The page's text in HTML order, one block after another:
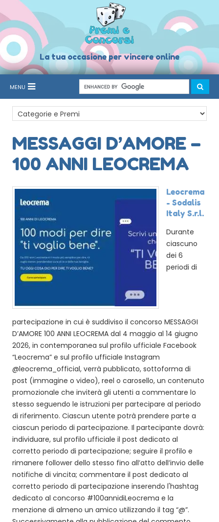
La tua occasione per vincere online
MENU
MESSAGGI D’AMORE –
100 ANNI LEOCREMA
Leocrema
- Sodalis
Italy S.r.l.
Durante
ciascuno
dei 6
periodi di
partecipazione in cui è suddiviso il concorso MESSAGGI
D’AMORE 100 ANNI LEOCREMA dal 4 maggio al 14 giugno
2026, in contemporanea sul profilo ufficiale Facebook
“Leocrema” e sul profilo ufficiale Instagram
@leocrema_official, verrà pubblicato, sottoforma di
post (immagine o video), reel o carosello, un contenuto
promozionale che inviterà gli utenti a commentare lo
stesso seguendo le istruzioni per partecipare al periodo
di riferimento. Ciascun utente potrà prendere parte a
ciascun periodo di partecipazione. Il partecipante dovrà:
individuare, sul profilo ufficiale il post dedicato al
corretto periodo di partecipazione; seguire il profilo e
rimanere follower dello stesso fino all’atto dell’invio delle
notifiche di vincita; commentare il post dedicato al
corretto periodo di partecipazione inserendo l'hashtag
dedicato al concorso #100annidiLeocrema e la
menzione di almeno un amico utilizzando il tag “@”.